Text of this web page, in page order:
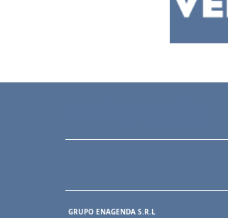
GRUPO ENAGENDA S.R.L